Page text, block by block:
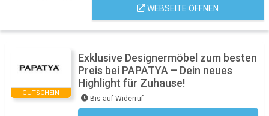
WEBSEITE ÖFFNEN
GUTSCHEIN
Exklusive Designermöbel zum besten
Preis bei PAPATYA – Dein neues
Highlight für Zuhause!
Bis auf Widerruf